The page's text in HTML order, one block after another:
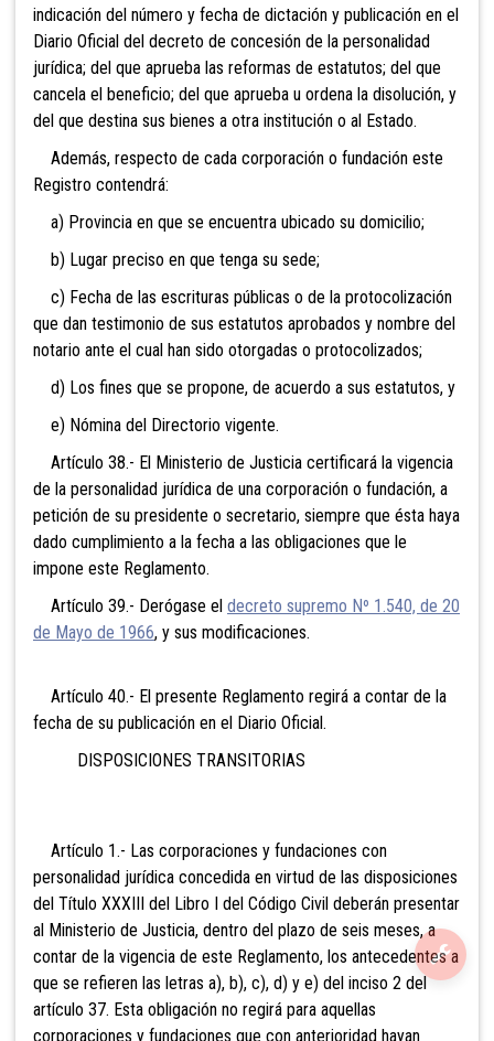
indicación del número y fecha de dictación y publicación en el
Diario Oficial del decreto de concesión de la personalidad
jurídica; del que aprueba las reformas de estatutos; del que
cancela el beneficio; del que aprueba u ordena la disolución, y
del que destina sus bienes a otra institución o al Estado.
Además, respecto de cada corporación o fundación este
Registro contendrá:
a) Provincia en que se encuentra ubicado su domicilio;
b) Lugar preciso en que tenga su sede;
c) Fecha de las escrituras públicas o de la protocolización
que dan testimonio de sus estatutos aprobados y nombre del
notario ante el cual han sido otorgadas o protocolizados;
d) Los fines que se propone, de acuerdo a sus estatutos, y
e) Nómina del Directorio vigente.
Artículo 38.- El Ministerio de Justicia certificará la vigencia
de la personalidad jurídica de una corporación o fundación, a
petición de su presidente o secretario, siempre que ésta haya
dado cumplimiento a la fecha a las obligaciones que le
impone este Reglamento.
Artículo 39.- Derógase el decreto supremo Nº 1.540, de 20
de Mayo de 1966, y sus modificaciones.
Artículo 40.- El presente Reglamento regirá a contar de la
fecha de su publicación en el Diario Oficial.
DISPOSICIONES TRANSITORIAS
Artículo 1.- Las corporaciones y fundaciones con
personalidad jurídica concedida en virtud de las disposiciones
del Título XXXIII del Libro I del Código Civil deberán presentar
al Ministerio de Justicia, dentro del plazo de seis meses, a
contar de la vigencia de este Reglamento, los antecedentes a
que se refieren las letras a), b), c), d) y e) del inciso 2 del
artículo 37. Esta obligación no regirá para aquellas
corporaciones y fundaciones que con anterioridad hayan